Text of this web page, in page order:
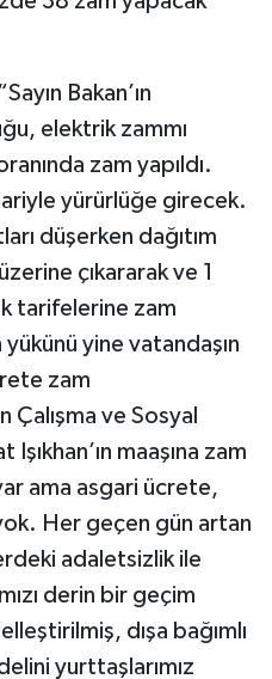
Bakan’ın
elektrik zammı
zam yapıldı.
yürürlüğe girecek.
düşerken dağıtım
çıkararak ve 1
tarifelerine zam
yine vatandaşın
zam
Çalışma ve Sosyal
maaşına zam
ama asgari ücrete,
Her geçen gün artan
adaletsizlik ile
derin bir geçim
dışa bağımlı
yurttaşlarımız